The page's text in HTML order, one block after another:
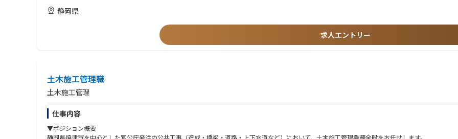
※現場の規模に応じて、1案件を単独または複数名体制でご担当いただきます。
※地元の協力会社と連携しながら、無理のないスケジュールで案件を進行しています。
【歓迎要件】
・建設業界での就業経験（職種不問）
静岡県
求人エントリー
土木施工管理職
土木施工管理
仕事内容
▼ポジション概要